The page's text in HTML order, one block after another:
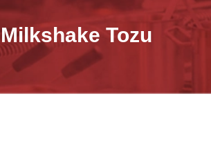
Milkshake Tozu